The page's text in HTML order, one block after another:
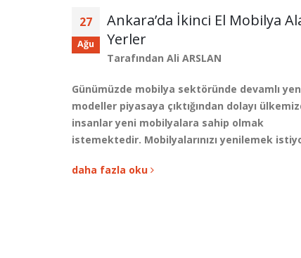
27
Ağu
Ankara’da İkinci El Mobilya
Yerler
Tarafından Ali ARSLAN
Günümüzde mobilya sektöründe devamlı
modeller piyasaya çıktığından dolayı
insanlar yeni mobilyalara sahip olmak
istemektedir. Mobilyalarınızı yenilemek
daha fazla oku